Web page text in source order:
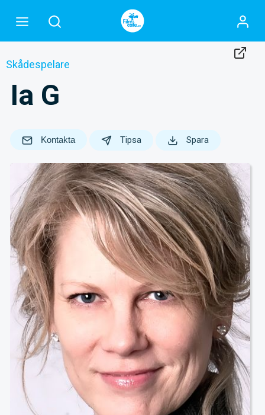
Skådespelare
Ia G
Kontakta Tipsa Spara